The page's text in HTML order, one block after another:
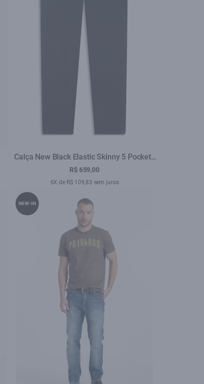
Calça New Black Elastic Skinny 5 Pockets
Lav. Black C/ Rede
R$ 659,00
6X de R$ 109,83 sem juros
NEW-IN